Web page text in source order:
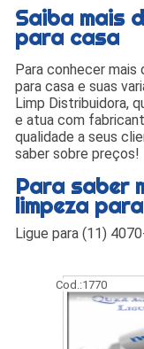
Saiba mais
para casa
Para conhecer
para casa e suas
Limp Distribuidora,
e atua com
qualidade a seus
saber sobre preços!
Para saber
limpeza
Ligue para(11)
Cod.:1770